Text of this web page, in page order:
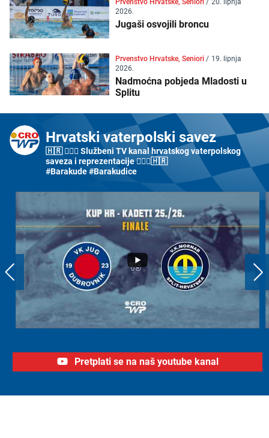
2026.
Jugaši osvojili broncu
Prvenstvo Hrvatske, Seniori / 19. lipnja
2026.
Nadmoćna pobjeda Mladosti u
Splitu
Hrvatski vaterpolski savez
🇭🇷 🤽🏼‍♂️ Službeni TV kanal hrvatskog vaterpolskog
saveza i reprezentacije 🤽🏼‍♀️🇭🇷
#Barakude #Barakudice
Pretplati se na naš youtube kanal